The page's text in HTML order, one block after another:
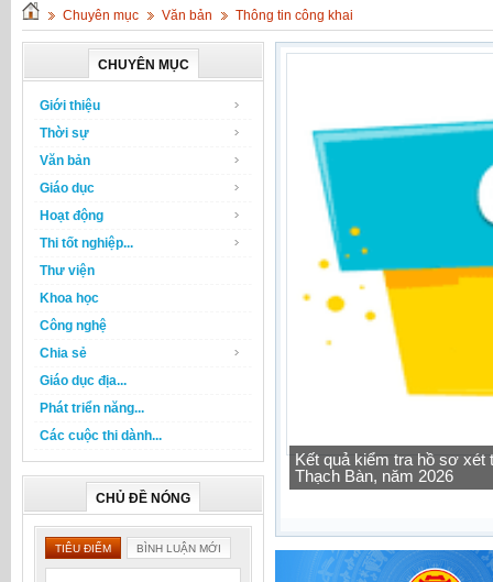
Chuyên mục Văn bản Thông tin công khai
CHUYÊN MỤC
Giới thiệu
Thời sự
Văn bản
Giáo dục
Hoạt động
Thi tốt nghiệp...
Thư viện
Khoa học
Công nghệ
Chia sẻ
Giáo dục địa...
Phát triển năng...
Các cuộc thi dành...
CHỦ ĐỀ NÓNG
TIÊU ĐIỂM BÌNH LUẬN MỚI
Tra cứu thông tin lớp học